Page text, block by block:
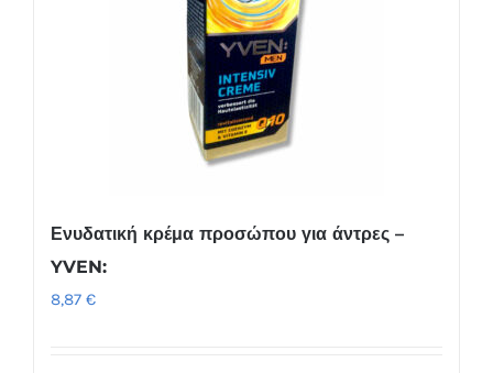
Ενυδατική κρέμα προσώπου για άντρες –
YVEN:
8,87 €